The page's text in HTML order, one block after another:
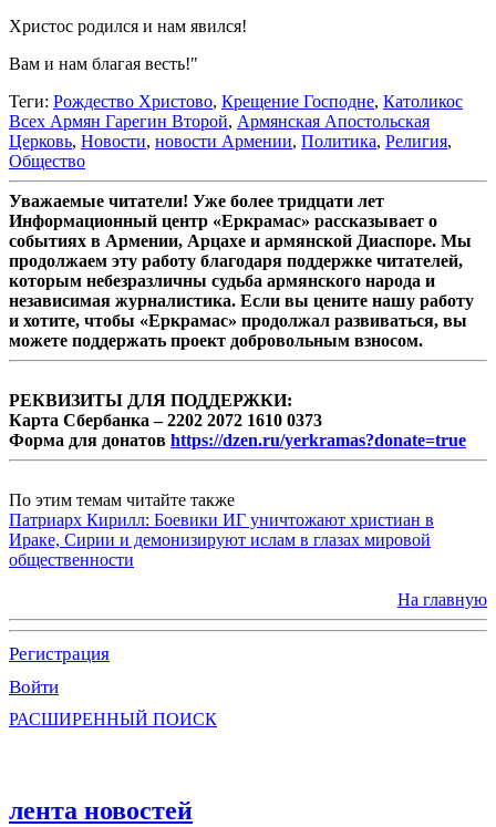
Христос родился и нам явился!
Вам и нам благая весть!"
Теги: Рождество Христово, Крещение Господне, Католикос
Всех Армян Гарегин Второй, Армянская Апостольская
Церковь, Новости, новости Армении, Политика, Религия,
Общество
Уважаемые читатели! Уже более тридцати лет
Информационный центр «Еркрамас» рассказывает о
событиях в Армении, Арцахе и армянской Диаспоре. Мы
продолжаем эту работу благодаря поддержке читателей,
которым небезразличны судьба армянского народа и
независимая журналистика. Если вы цените нашу работу
и хотите, чтобы «Еркрамас» продолжал развиваться, вы
можете поддержать проект добровольным взносом.
РЕКВИЗИТЫ ДЛЯ ПОДДЕРЖКИ:
Карта Сбербанка – 2202 2072 1610 0373
Форма для донатов https://dzen.ru/yerkramas?donate=true
По этим темам читайте также
Патриарх Кирилл: Боевики ИГ уничтожают христиан в
Ираке, Сирии и демонизируют ислам в глазах мировой
общественности
На главную
Регистрация
Войти
РАСШИРЕННЫЙ ПОИСК
лента новостей